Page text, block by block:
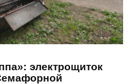
электрощиток